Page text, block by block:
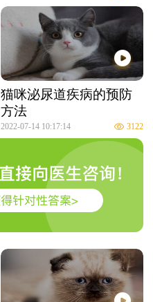
猫咪泌尿道疾病的预防
方法
2022-07-14 10:17:14 3122